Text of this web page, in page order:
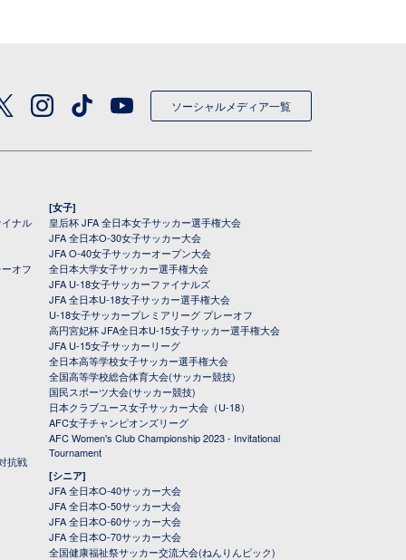
ソーシャルメディア一覧
ナル
オフ
抗戦
[女子]
皇后杯 JFA 全日本女子サッカー選手権大会
JFA 全日本O-30女子サッカー大会
JFA O-40女子サッカーオープン大会
全日本大学女子サッカー選手権大会
JFA U-18女子サッカーファイナルズ
JFA 全日本U-18女子サッカー選手権大会
U-18女子サッカープレミアリーグ プレーオフ
高円宮妃杯 JFA全日本U-15女子サッカー選手権大会
JFA U-15女子サッカーリーグ
全日本高等学校女子サッカー選手権大会
全国高等学校総合体育大会(サッカー競技)
国民スポーツ大会(サッカー競技)
日本クラブユース女子サッカー大会（U-18）
AFC女子チャンピオンズリーグ
AFC Women's Club Championship 2023 - Invitational
Tournament
[シニア]
JFA 全日本O-40サッカー大会
JFA 全日本O-50サッカー大会
JFA 全日本O-60サッカー大会
JFA 全日本O-70サッカー大会
全国健康福祉祭サッカー交流大会(ねんりんピック)